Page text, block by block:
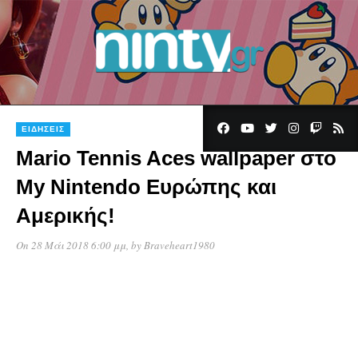
ΕΙΔΉΣΕΙΣ
Mario Tennis Aces wallpaper στο
My Nintendo Ευρώπης και
Αμερικής!
On 28 Μάι 2018 6:00 μμ, byBraveheart1980